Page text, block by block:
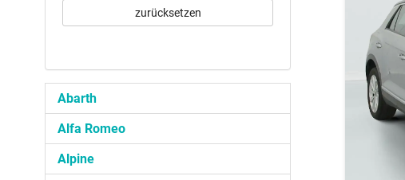
zurücksetzen
Abarth
Alfa Romeo
Alpine